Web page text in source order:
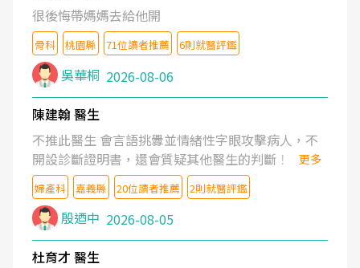
很後悔帶媽媽去給他開
骨科 桃園縣 71位讀者推薦 6則就醫評鑑
吳華桐 2026-08-06
陳建翰 醫生
不推此醫生 會言語挑釁並情緒性字眼攻擊病人，不
開設診斷證明書，還會質疑其他醫生的判斷！
更多
婦產科 嘉義縣 20位讀者推薦 2則就醫評鑑
殷迺中 2026-08-05
杜育才 醫生